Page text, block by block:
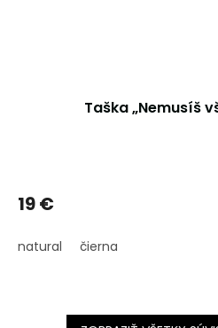
Taška „Nemusíš
19 €
natural čierna